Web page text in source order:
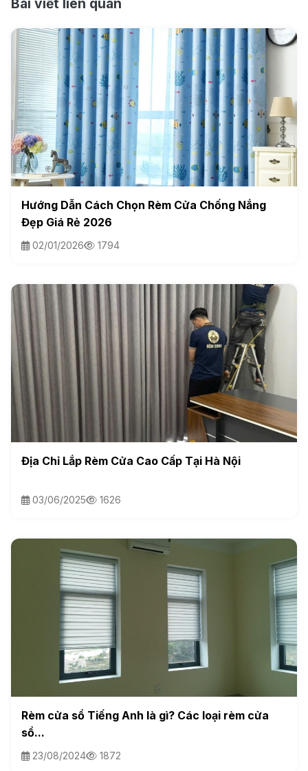
Hướng Dẫn Cách Chọn Rèm Cửa Chống Nắng
Đẹp Giá Rẻ 2026
02/01/2026 1794
Địa Chỉ Lắp Rèm Cửa Cao Cấp Tại Hà Nội
03/06/2025 1626
Rèm cửa sổ Tiếng Anh là gì? Các loại rèm cửa
sổ...
23/08/2024 1872